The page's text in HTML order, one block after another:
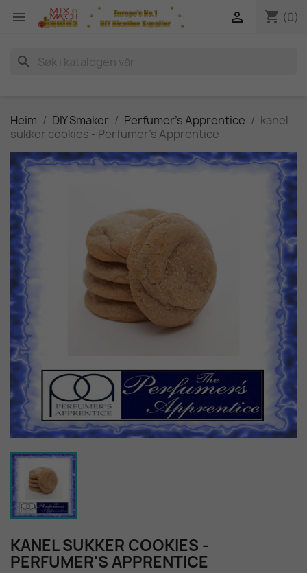
 shopping_cart (0)

search
Heim DIY Smaker Perfumer's Apprentice
kanel
sukker cookies - Perfumer's Apprentice
KANEL SUKKER COOKIES -
PERFUMER'S APPRENTICE